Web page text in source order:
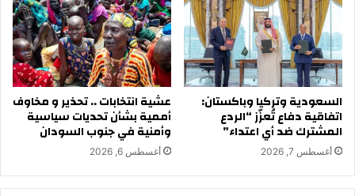
السعودية وتركيا وباكستان:
اتفاقية دفاع تُعزّز “الردع
المشترك ضد أي اعتداء”
أغسطس 7, 2026
عشية انتخابات .. تحذير و مخاوف
أممية بشأن تحديات سياسية
وأمنية في جنوب السودان
أغسطس 6, 2026